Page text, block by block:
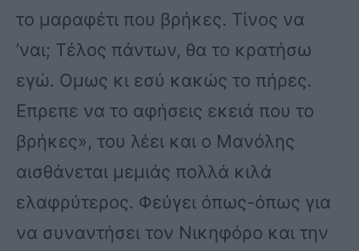
το μαραφέτι που βρήκες. Τίνος να
’ναι; Τέλος πάντων, θα το κρατήσω
εγώ. Ομως κι εσύ κακώς το πήρες.
Επρεπε να το αφήσεις εκειά που το
βρήκες», του λέει και ο Μανόλης
αισθάνεται μεμιάς πολλά κιλά
ελαφρύτερος. Φεύγει όπως-όπως για
να συναντήσει τον Νικηφόρο και την